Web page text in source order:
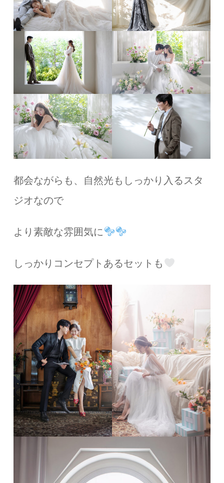
都会ながらも、自然光もしっかり入るスタ
ジオなので
より素敵な雰囲気に
しっかりコンセプトあるセットも